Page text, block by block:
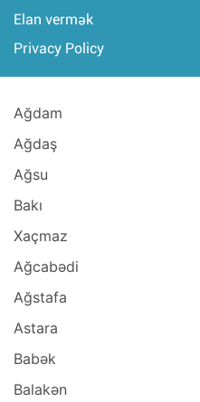
Elan vermək
Privacy Policy
Ağdam
Ağdaş
Ağsu
Bakı
Xaçmaz
Ağcabədi
Ağstafa
Astara
Babək
Balakən